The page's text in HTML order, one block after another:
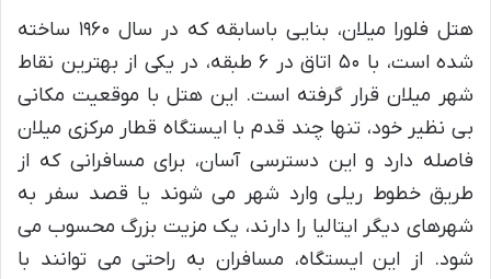
هتل فلورا میلان، بنایی باسابقه که در سال ۱۹۶۰ ساخته
شده است، با ۵۰ اتاق در ۶ طبقه، در یکی از بهترین نقاط
شهر میلان قرار گرفته است. این هتل با موقعیت مکانی
بی نظیر خود، تنها چند قدم با ایستگاه قطار مرکزی میلان
فاصله دارد و این دسترسی آسان، برای مسافرانی که از
طریق خطوط ریلی وارد شهر می شوند یا قصد سفر به
شهرهای دیگر ایتالیا را دارند، یک مزیت بزرگ محسوب می
شود. از این ایستگاه، مسافران به راحتی می توانند با